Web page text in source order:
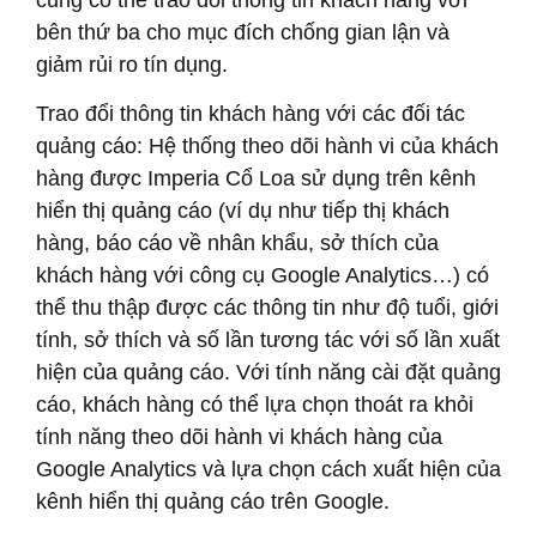
bên thứ ba cho mục đích chống gian lận và
giảm rủi ro tín dụng.
Trao đổi thông tin khách hàng với các đối tác
quảng cáo: Hệ thống theo dõi hành vi của khách
hàng được Imperia Cổ Loa sử dụng trên kênh
hiển thị quảng cáo (ví dụ như tiếp thị khách
hàng, báo cáo về nhân khẩu, sở thích của
khách hàng với công cụ Google Analytics…) có
thể thu thập được các thông tin như độ tuổi, giới
tính, sở thích và số lần tương tác với số lần xuất
hiện của quảng cáo. Với tính năng cài đặt quảng
cáo, khách hàng có thể lựa chọn thoát ra khỏi
tính năng theo dõi hành vi khách hàng của
Google Analytics và lựa chọn cách xuất hiện của
kênh hiển thị quảng cáo trên Google.